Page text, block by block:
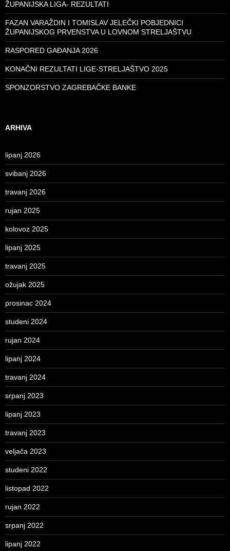
ŽUPANIJSKA LIGA- REZULTATI
FAZAN VARAŽDIN I TOMISLAV JELEČKI POBJEDNICI
ŽUPANIJSKOG PRVENSTVA U LOVNOM STRELJAŠTVU
RASPORED GAĐANJA 2026
KONAČNI REZULTATI LIGE-STRELJAŠTVO 2025
SPONZORSTVO ZAGREBAČKE BANKE
ARHIVA
lipanj 2026
svibanj 2026
travanj 2026
rujan 2025
kolovoz 2025
lipanj 2025
travanj 2025
ožujak 2025
prosinac 2024
studeni 2024
rujan 2024
lipanj 2024
travanj 2024
srpanj 2023
lipanj 2023
travanj 2023
veljača 2023
studeni 2022
listopad 2022
rujan 2022
srpanj 2022
lipanj 2022